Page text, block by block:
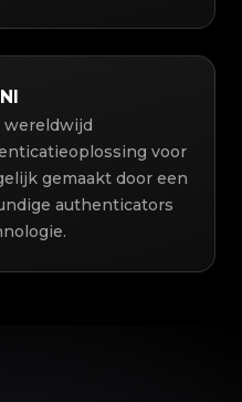
wereldwijd
voor
gemaakt door een
authenticators